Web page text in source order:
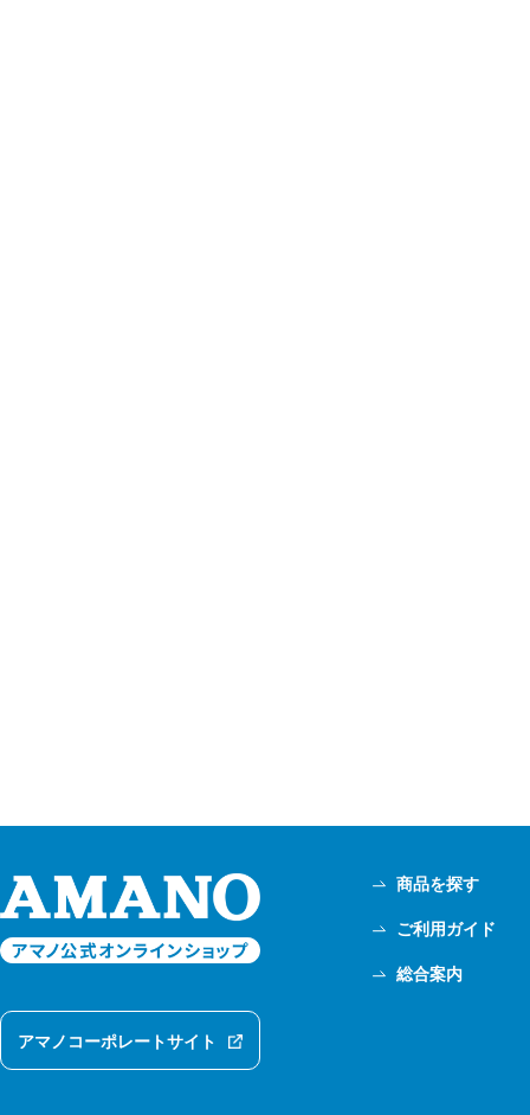
アマノコーポレートサイト
商品を探す
ご利用ガイド
総合案内